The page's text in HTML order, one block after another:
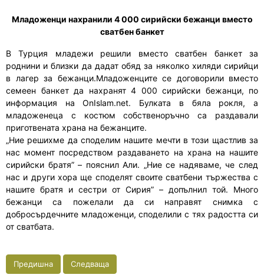
Младоженци нахранили 4 000 сирийски бежанци вместо
сватбен банкет
В Турция младежи решили вместо сватбен банкет за
роднини и близки да дадат обяд за няколко хиляди сирийци
в лагер за бежанци.Младоженците се договорили вместо
семеен банкет да нахранят 4 000 сирийски бежанци, по
информация на OnIslam.net. Булката в бяла рокля, а
младоженеца с костюм собственоръчно са раздавали
приготвената храна на бежанците.
„Ние решихме да споделим нашите мечти в този щастлив за
нас момент посредством раздаването на храна на нашите
сирийски братя” – пояснил Али. „Ние се надяваме, че след
нас и други хора ще споделят своите сватбени тържества с
нашите братя и сестри от Сирия” – допълнил той. Много
бежанци са пожелали да си направят снимка с
добросърдечните младоженци, споделили с тях радостта си
от сватбата.
Предишна Следваща